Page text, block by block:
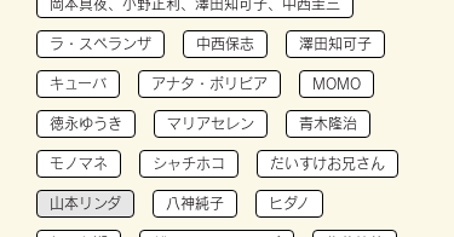
岡本真夜、小野正利、澤田知可子、中西圭三
ラ・スペランザ 中西保志 澤田知可子
キューバ アナタ・ボリビア MOMO
徳永ゆうき マリアセレン 青木隆治
モノマネ シャチホコ だいすけお兄さん
山本リンダ 八神純子 ヒダノ